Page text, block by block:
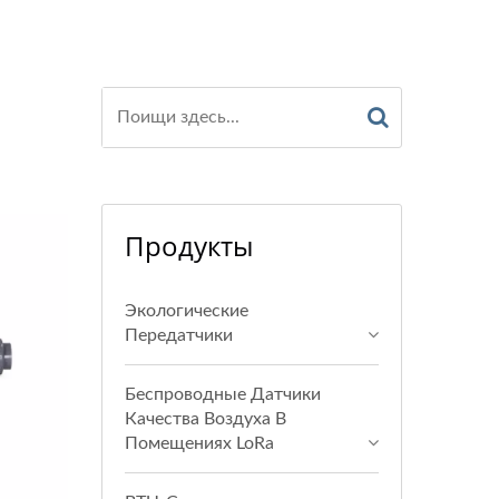
Продукты
Экологические
Передатчики
Беспроводные Датчики
Качества Воздуха В
Помещениях LoRa